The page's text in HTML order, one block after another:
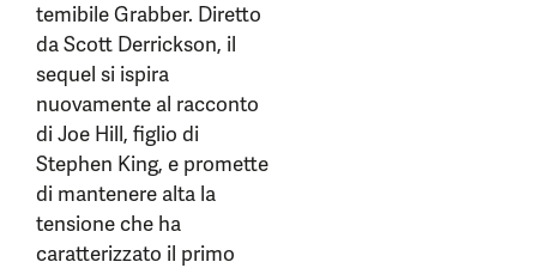
temibile Grabber. Diretto
da Scott Derrickson, il
sequel si ispira
nuovamente al racconto
di Joe Hill, figlio di
Stephen King, e promette
di mantenere alta la
tensione che ha
caratterizzato il primo